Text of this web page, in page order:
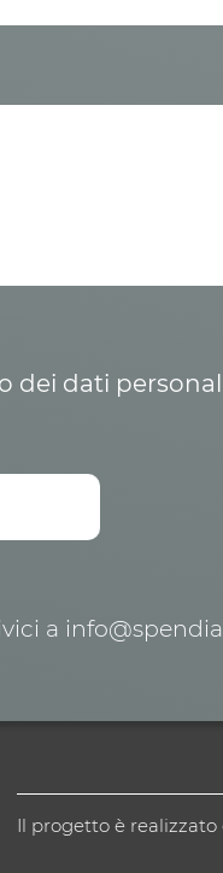
dei dati
a
Il progetto è realizzato